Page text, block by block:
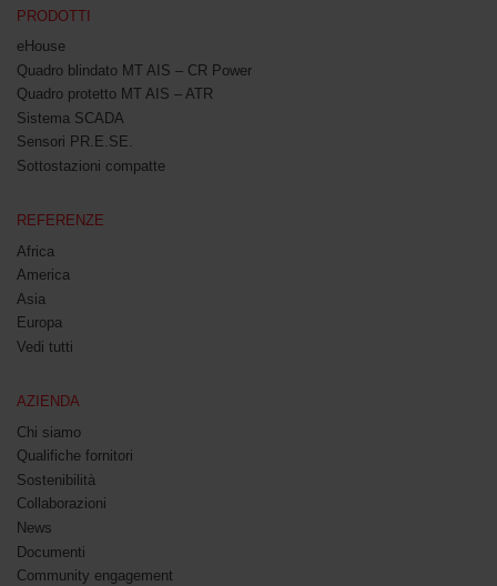
PRODOTTI
eHouse
Quadro blindato MT AIS – CR Power
Quadro protetto MT AIS – ATR
Sistema SCADA
Sensori PR.E.SE.
Sottostazioni compatte
REFERENZE
Africa
America
Asia
Europa
Vedi tutti
AZIENDA
Chi siamo
Qualifiche fornitori
Sostenibilità
Collaborazioni
News
Documenti
Community engagement